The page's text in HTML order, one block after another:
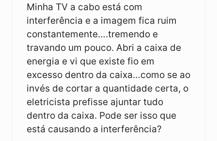
Minha TV a cabo está com
interferência e a imagem fica ruim
constantemente….tremendo e
travando um pouco. Abri a caixa de
energia e vi que existe fio em
excesso dentro da caixa…como se ao
invés de cortar a quantidade certa, o
eletricista prefisse ajuntar tudo
dentro da caixa. Pode ser isso que
está causando a interferência?